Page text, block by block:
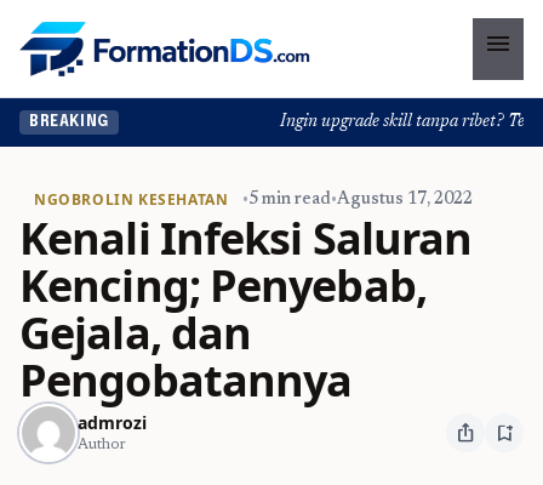
menu
BREAKING Ingin upgrade skill tanpa ribet?
NGOBROLIN KESEHATAN •5 min read•Agustus 17, 2022
Kenali Infeksi Saluran
Kencing; Penyebab,
Gejala, dan
Pengobatannya
admrozi
Author ios_share bookmark_add